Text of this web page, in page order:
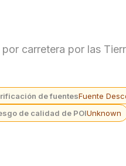
carretera por las
de fuentesFuente
de calidad de POIUnknown